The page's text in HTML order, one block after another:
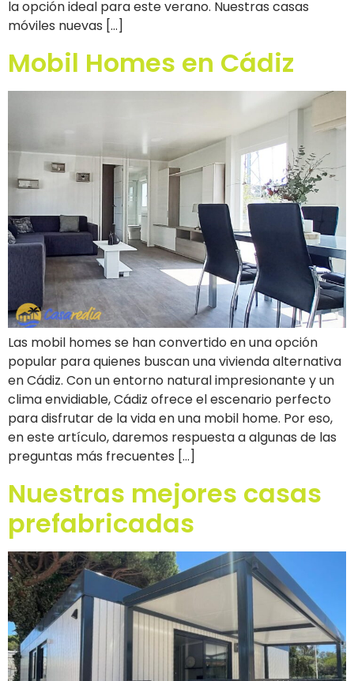
la opción ideal para este verano. Nuestras casas
móviles nuevas […]
Mobil Homes en Cádiz
Las mobil homes se han convertido en una opción
popular para quienes buscan una vivienda alternativa
en Cádiz. Con un entorno natural impresionante y un
clima envidiable, Cádiz ofrece el escenario perfecto
para disfrutar de la vida en una mobil home. Por eso,
en este artículo, daremos respuesta a algunas de las
preguntas más frecuentes […]
Nuestras mejores casas
prefabricadas